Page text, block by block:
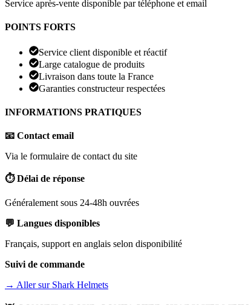
Service après-vente disponible par téléphone et email
POINTS FORTS
Service client disponible et réactif
Large catalogue de produits
Livraison dans toute la France
Garanties constructeur respectées
INFORMATIONS PRATIQUES
📧 Contact email
Via le formulaire de contact du site
⏱️ Délai de réponse
Généralement sous 24-48h ouvrées
💬 Langues disponibles
Français, support en anglais selon disponibilité
Suivi de commande
→ Aller sur Shark Helmets